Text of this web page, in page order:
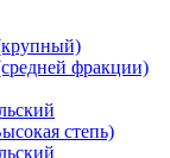
фракции)
степь)